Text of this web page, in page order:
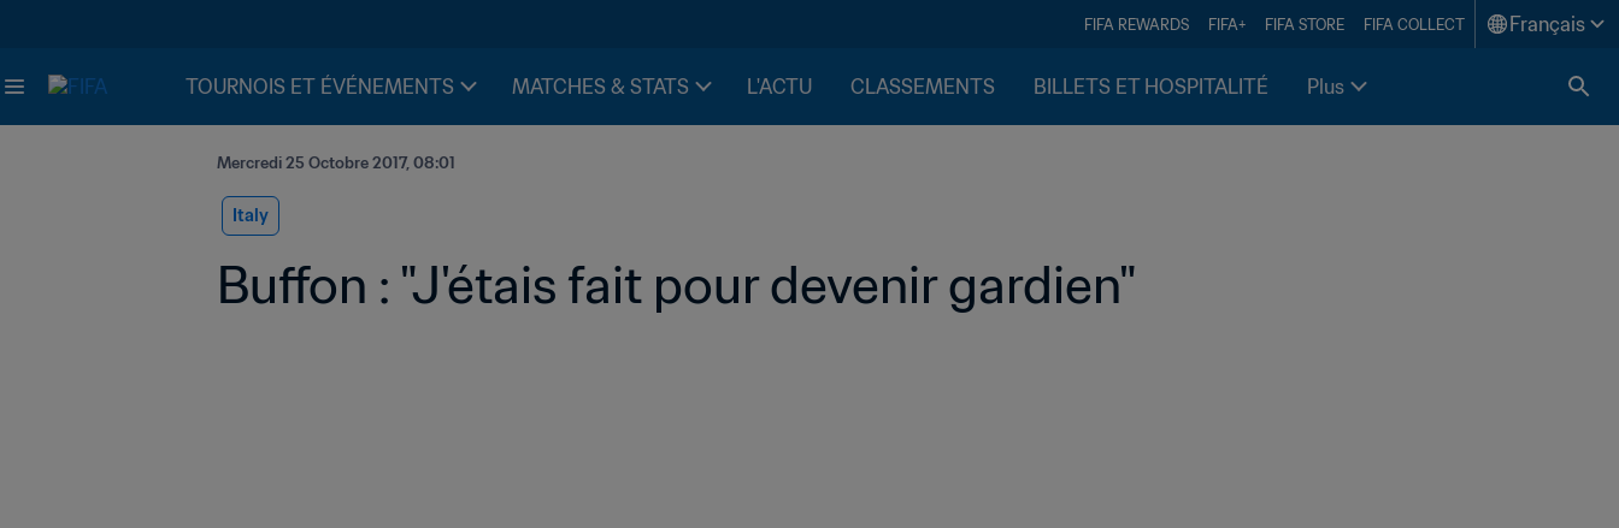
FIFA REWARDS FIFA+ FIFA STORE FIFA COLLECT Français
TOURNOIS ET ÉVÉNEMENTS MATCHES & STATS L'ACTU CLASSEMENTS BILLETS ET HOSPITALITÉ Plus
Mercredi 25 Octobre 2017, 08:01
Italy
Buffon : "J'étais fait pour devenir gardien"